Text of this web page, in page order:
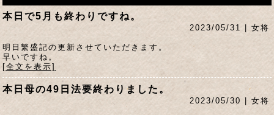
本日で5月も終わりですね。
2023/05/31 | 女将
明日繁盛記の更新させていただきます。
早いですね。
[全文を表示]
本日母の49日法要終わりました。
2023/05/30 | 女将